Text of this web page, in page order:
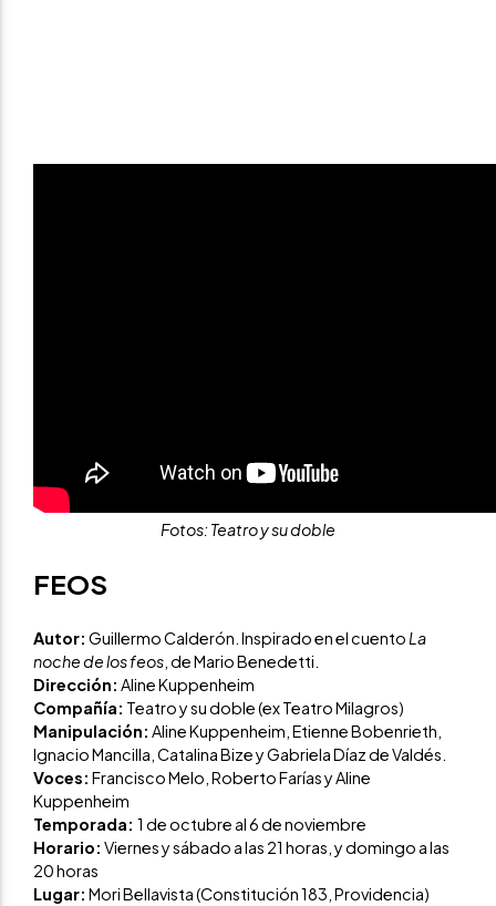
Fotos: Teatro y su doble
FEOS
Autor: Guillermo Calderón. Inspirado en el cuento La
noche de los feos , de Mario Benedetti.
Dirección: Aline Kuppenheim
Compañía: Teatro y su doble (ex Teatro Milagros)
Manipulación: Aline Kuppenheim, Etienne Bobenrieth,
Ignacio Mancilla, Catalina Bize y Gabriela Díaz de Valdés.
Voces: Francisco Melo, Roberto Farías y Aline
Kuppenheim
Temporada: 1 de octubre al 6 de noviembre
Horario: Viernes y sábado a las 21 horas, y domingo a las
20 horas
Lugar: Mori Bellavista (Constitución 183, Providencia)